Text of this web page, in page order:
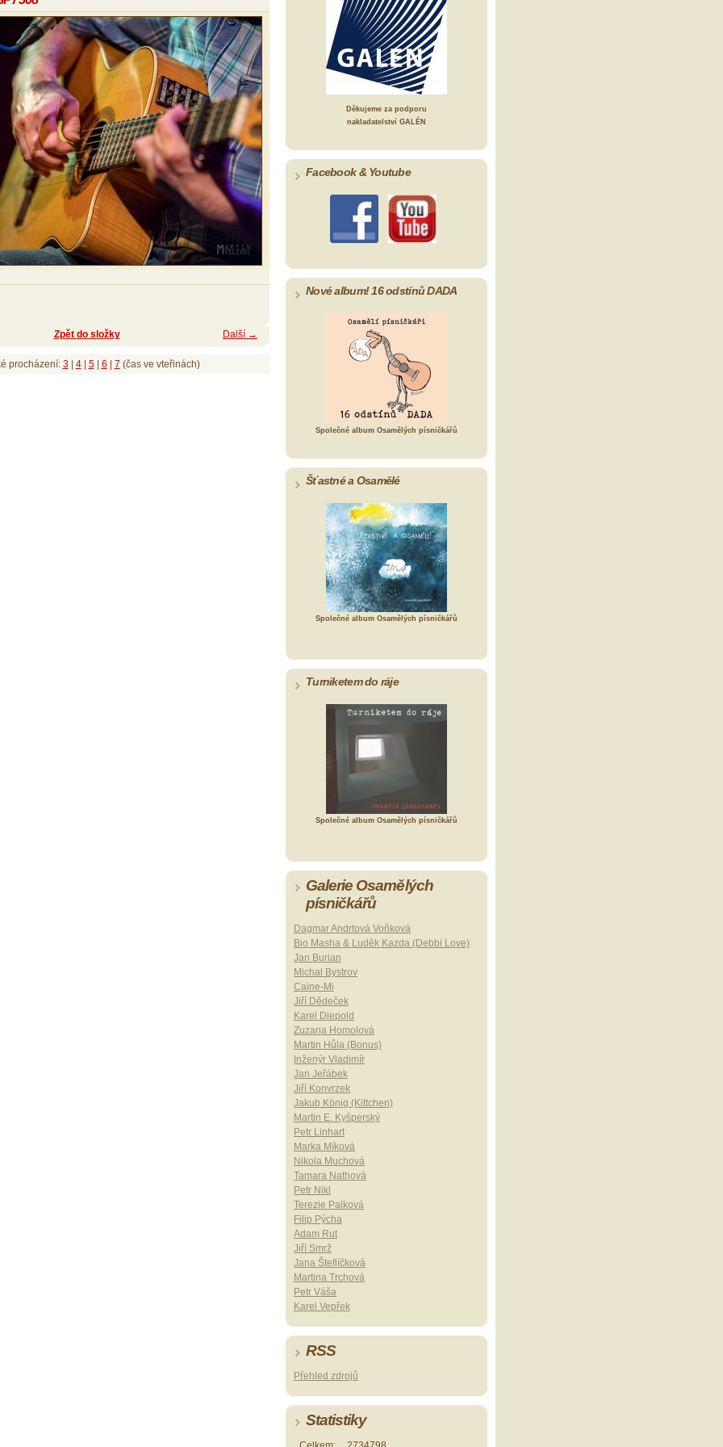
Další →
Zpět do složky
procházení: 3| 4| 5| 6 7 (čas ve vteřinách)
Děkujeme za podporu
nakladatelství GALÉN
Facebook & Youtube
Nové album! 16 odstínů DADA
Společné album Osamělých písničkářů
Šťastné a Osamělé
Společné album Osamělých písničkářů
Turniketem do ráje
Společné album Osamělých písničkářů
Galerie Osamělých
písničkářů
Dagmar Andrtová Voňková
Bio Masha & Luděk Kazda (Debbi Love)
Jan Burian
Michal Bystrov
Caine-Mi
Jiří Dědeček
Karel Diepold
Zuzana Homolová
Martin Hůla (Bonus)
Inženýr Vladimír
Jan Jeřábek
Jiří Konvrzek
Jakub König (Kittchen)
Martin E. Kyšperský
Petr Linhart
Marka Míková
Nikola Muchová
Tamara Nathová
Petr Nikl
Terezie Palková
Filip Pýcha
Adam Rut
Jiří Smrž
Jana Šteflíčková
Martina Trchová
Petr Váša
Karel Vepřek
RSS
Přehled zdrojů
Statistiky